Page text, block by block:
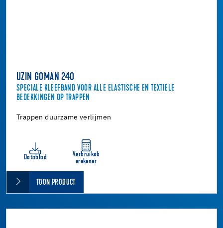
UZIN GOMAN 240
SPECIALE KLEEFBAND VOOR ALLE ELASTISCHE EN TEXTIELE
BEDEKKINGEN OP TRAPPEN
Trappen duurzame verlijmen
Datablad
Verbruiksb
erekener
TOON PRODUCT